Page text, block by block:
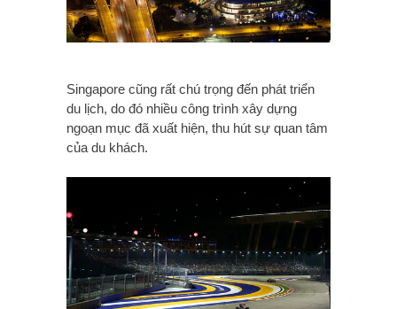
Singapore cũng rất chú trọng đến phát triển
du lịch, do đó nhiều công trình xây dựng
ngoạn mục đã xuất hiện, thu hút sự quan tâm
của du khách.